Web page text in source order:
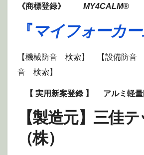
《商標登録》 MY4CALM®
『マイフォーカ
【機械防音 検索】 【設備防音
音 検索】
【 実用新案登録 】 アルミ軽
【製造元】三佳
（株）